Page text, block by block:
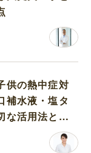
供の熱中症対
補水液・塩タ
な活用法と水